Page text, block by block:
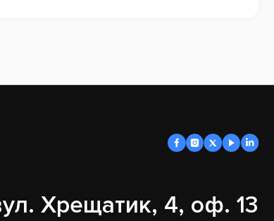
Хрещатик, 4, оф. 13